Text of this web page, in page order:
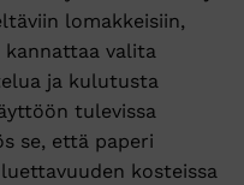
lomakkeisiin,
valita
ja kulutusta
tulevissa
se, että paperi
kosteissa